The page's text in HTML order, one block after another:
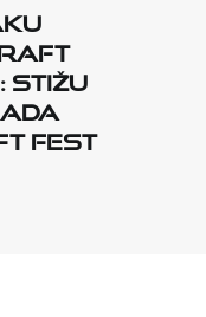
stižu
fest